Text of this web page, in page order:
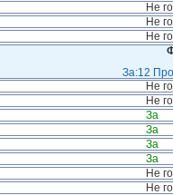
Не
Не
Не
За:12
Не
Не
За
За
За
За
Не
Не